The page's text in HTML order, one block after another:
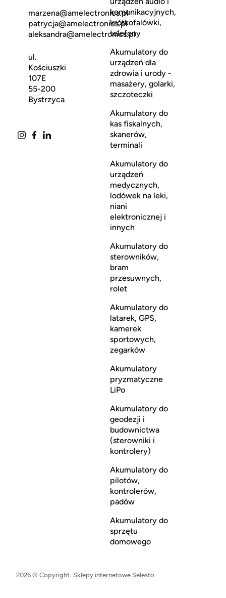
marzena@amelectronics.pl
patrycja@amelectronics.pl
aleksandra@amelectronics.pl
ul.
Kościuszki
107E
55-200
Bystrzyca
komunikacyjnych,
krótkofalówki,
telefony
Akumulatory do
urządzeń dla
zdrowia i urody -
masażery, golarki,
szczoteczki
Akumulatory do
kas fiskalnych,
skanerów,
terminali
Akumulatory do
urządzeń
medycznych,
lodówek na leki,
niani
elektronicznej i
innych
Akumulatory do
sterowników,
bram
przesuwnych,
rolet
Akumulatory do
latarek, GPS,
kamerek
sportowych,
zegarków
Akumulatory
pryzmatyczne
LiPo
Akumulatory do
geodezji i
budownictwa
(sterowniki i
kontrolery)
Akumulatory do
pilotów,
kontrolerów,
padów
Akumulatory do
sprzętu
domowego
2026 © Copyright. Sklepy internetowe Selesto